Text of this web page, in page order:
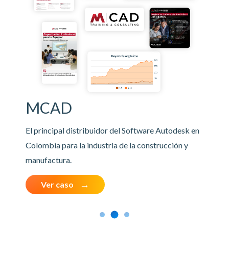
MCAD
El principal distribuidor del Software Autodesk en
Colombia para la industria de la construcción y
manufactura.
Ver caso